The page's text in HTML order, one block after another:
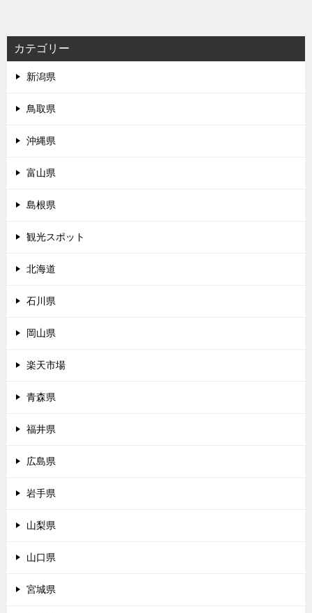
カテゴリー
新潟県
鳥取県
沖縄県
富山県
島根県
観光スポット
北海道
石川県
岡山県
楽天市場
青森県
福井県
広島県
岩手県
山梨県
山口県
宮城県